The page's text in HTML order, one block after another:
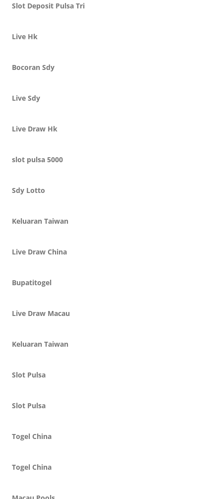
Slot Deposit Pulsa Tri
Live Hk
Bocoran Sdy
Live Sdy
Live Draw Hk
slot pulsa 5000
Sdy Lotto
Keluaran Taiwan
Live Draw China
Bupatitogel
Live Draw Macau
Keluaran Taiwan
Slot Pulsa
Slot Pulsa
Togel China
Togel China